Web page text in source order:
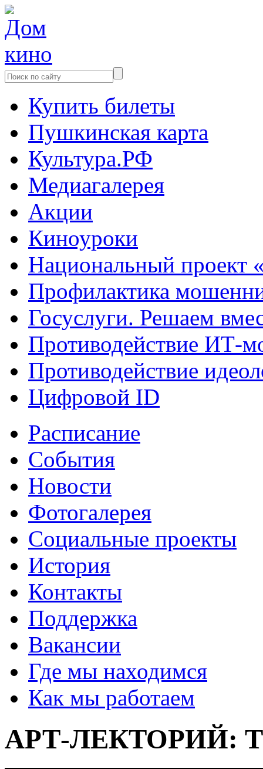
Купить билеты
Пушкинская карта
Культура.РФ
Медиагалерея
Акции
Киноуроки
Национальный проект
Профилактика
Госуслуги. Решаем
Противодействие ИТ-
Противодействие
Цифровой ID
Расписание
События
Новости
Фотогалерея
Социальные проекты
История
Контакты
Поддержка
Вакансии
Где мы находимся
Как мы работаем
АРТ-ЛЕКТОРИЙ: